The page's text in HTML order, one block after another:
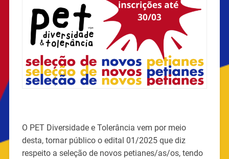
O PET Diversidade e Tolerância vem por meio
desta, tornar público o edital 01/2025 que diz
respeito a seleção de novos petianes/as/os, tendo